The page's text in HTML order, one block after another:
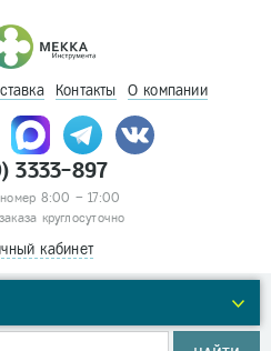
Контакты О компании
3333-897
номер 8:00 – 17:00
круглосуточно
кабинет